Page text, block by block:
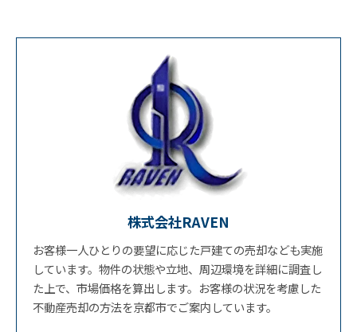
株式会社RAVEN
お客様一人ひとりの要望に応じた戸建ての売却なども実施
しています。物件の状態や立地、周辺環境を詳細に調査し
た上で、市場価格を算出します。お客様の状況を考慮した
不動産売却の方法を京都市でご案内しています。